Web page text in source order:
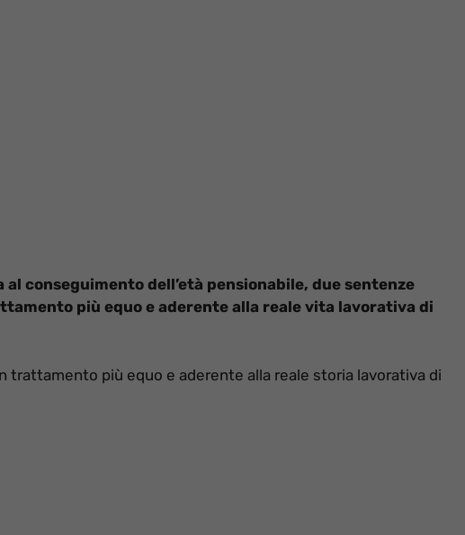
conseguimento dell’età pensionabile, due sentenze
più equo e aderente alla reale vita lavorativa di
trattamento più equo e aderente alla reale storia lavorativa di